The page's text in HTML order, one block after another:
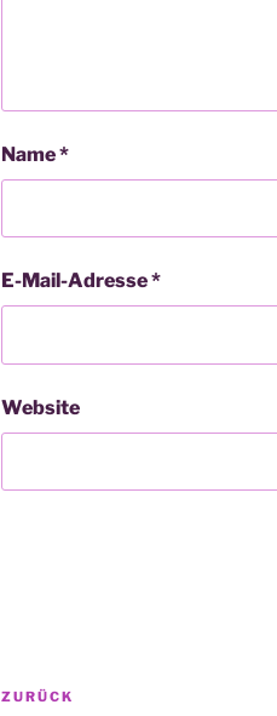
Name*
E-Mail-Adresse*
Website
Beitragsnavigation
Vorheriger
ZURÜCK